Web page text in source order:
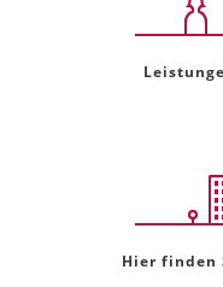
Hier finden